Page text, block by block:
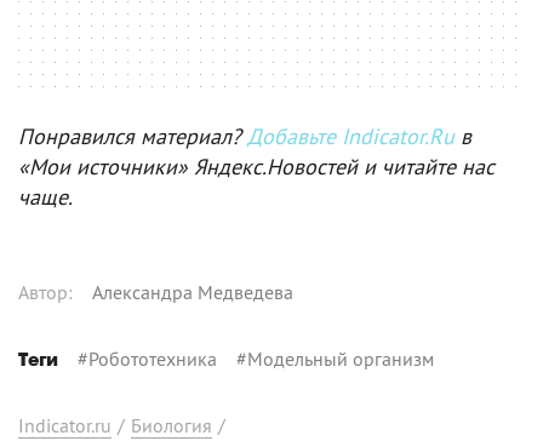
Понравился материал?Добавьте Indicator.Ruв
«Мои источники» Яндекс.Новостей и читайте нас
чаще.
Автор: Александра Медведева
Теги #Робототехника #Модельный организм
Indicator.ru / Биология /